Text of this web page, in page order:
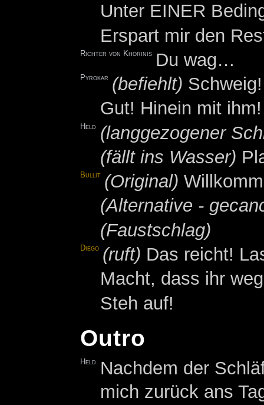
Unter EINER
Erspart mir den
Richter von Khorinis Du wag…
Pyrokar (befiehlt) Schweig!
Gut! Hinein mit ihm!
Held
(langgezogener
(fällt ins Wasser)
Bullit (Original)
(Alternative -
(Faustschlag)
Diego (ruft) Das reicht!
Macht, dass ihr
Steh auf!
Outro
Held
Nachdem der
mich zurück ans